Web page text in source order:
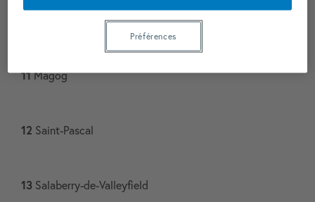
11Magog
12 Saint-Pascal​
13 Salaberry-de-Valleyfield​
Préférences